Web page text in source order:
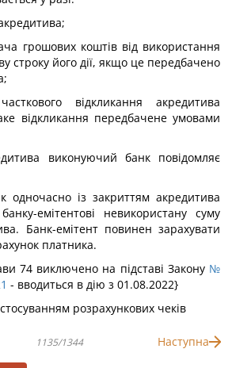
грошових коштів від використання
строку його дії, якщо це передбачено
відкликання акредитива
відкликання передбачене умовами
виконуючий банк повідомляє
із закриттям акредитива
емітентові невикористану суму
Банк-емітент повинен зарахувати
платника.
74 виключено на підставі Закону №
- вводиться в дію з 01.08.2022}
розрахункових чеків
1135/1344 Наступна